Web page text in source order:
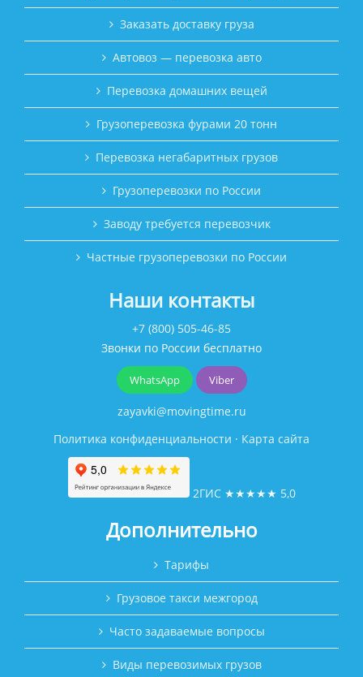
Заказать доставку груза
Автовоз — перевозка авто
Перевозка домашних вещей
Грузоперевозка фурами 20 тонн
Перевозка негабаритных грузов
Грузоперевозки по России
Заводу требуется перевозчик
Частные грузоперевозки по России
Наши контакты
+7 (800) 505-46-85
Звонки по России бесплатно
WhatsApp Viber
zayavki@movingtime.ru
Политика конфиденциальности · Карта сайта
2ГИС ★★★★★ 5,0
Дополнительно
Тарифы
Грузовое такси межгород
Часто задаваемые вопросы
Виды перевозимых грузов